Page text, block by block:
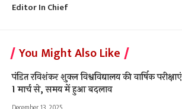
Editor In Chief
You Might Also Like
पंडित रविशंकर शुक्ल विश्वविद्यालय की वार्षिक परीक्षाएं
1 मार्च से, समय में हुआ बदलाव